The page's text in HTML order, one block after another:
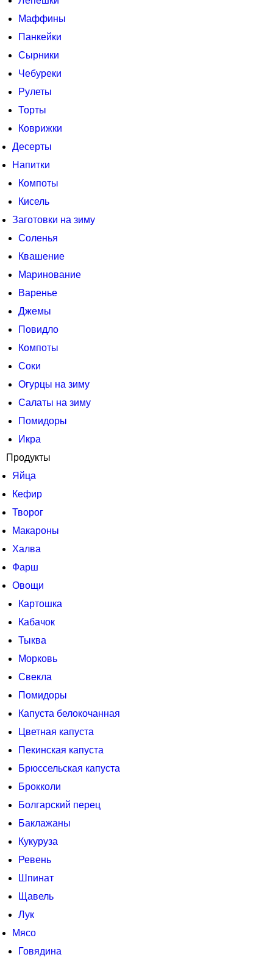
Маффины
Панкейки
Сырники
Чебуреки
Рулеты
Торты
Коврижки
Десерты
Напитки
Компоты
Кисель
Заготовки на зиму
Соленья
Квашение
Маринование
Варенье
Джемы
Повидло
Компоты
Соки
Огурцы на зиму
Салаты на зиму
Помидоры
Икра
Продукты
Яйца
Кефир
Творог
Макароны
Халва
Фарш
Овощи
Картошка
Кабачок
Тыква
Морковь
Свекла
Помидоры
Капуста белокочанная
Цветная капуста
Пекинская капуста
Брюссельская капуста
Брокколи
Болгарский перец
Баклажаны
Кукуруза
Ревень
Шпинат
Щавель
Лук
Мясо
Говядина